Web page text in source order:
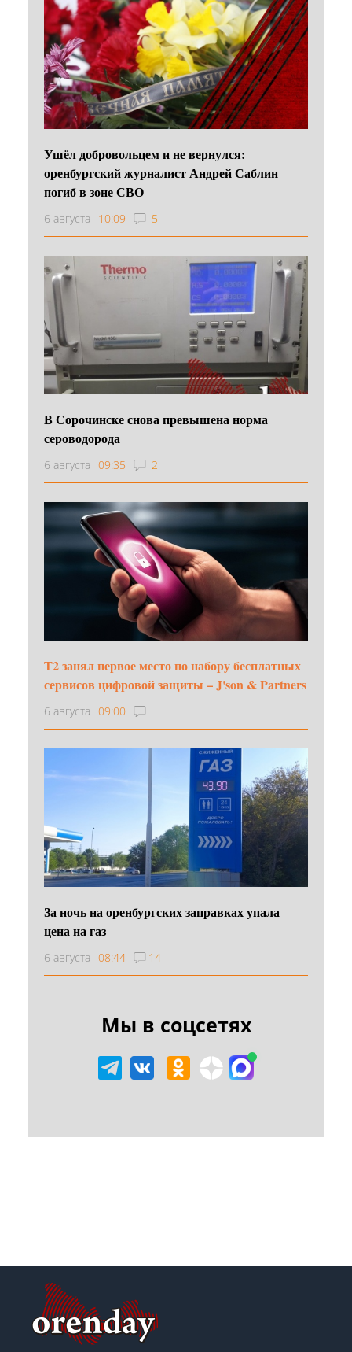
Ушёл добровольцем и не вернулся:
оренбургский журналист Андрей Саблин
погиб в зоне СВО
6 августа 10:09 5
В Сорочинске снова превышена норма
сероводорода
6 августа 09:35 2
Т2 занял первое место по набору бесплатных
сервисов цифровой защиты – J'son & Partners
6 августа 09:00
За ночь на оренбургских заправках упала
цена на газ
6 августа 08:44 14
Мы в соцсетях